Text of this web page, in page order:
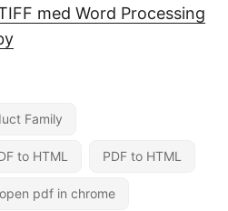
med Word Processing
Family
to HTML PDF to HTML
open pdf in chrome